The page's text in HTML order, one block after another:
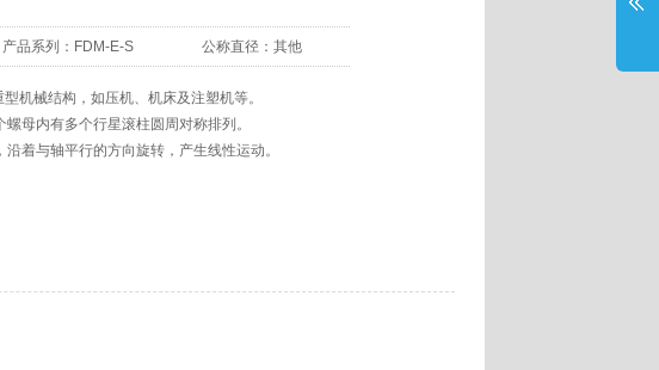
产品系列： FDM-E-S 公称直径：其他
机械结构，如压机、机床及注塑机等。
母内有多个行星滚柱圆周对称排列。
着与轴平行的方向旋转，产生线性运动。